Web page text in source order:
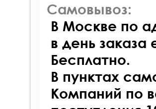
Самовывоз:
В Москве по
в день
Бесплатно.
В пунктах
Компаний по